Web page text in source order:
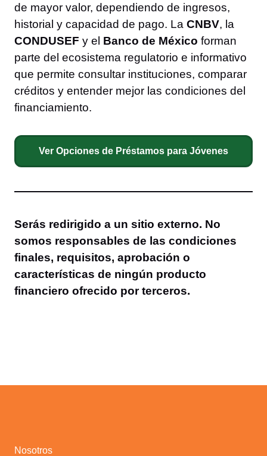
de mayor valor, dependiendo de ingresos,
historial y capacidad de pago. La CNBV, la
CONDUSEF y el Banco de México forman
parte del ecosistema regulatorio e informativo
que permite consultar instituciones, comparar
créditos y entender mejor las condiciones del
financiamiento.
Ver Opciones de Préstamos para Jóvenes
Serás redirigido a un sitio externo. No
somos responsables de las condiciones
finales, requisitos, aprobación o
características de ningún producto
financiero ofrecido por terceros.
Nosotros